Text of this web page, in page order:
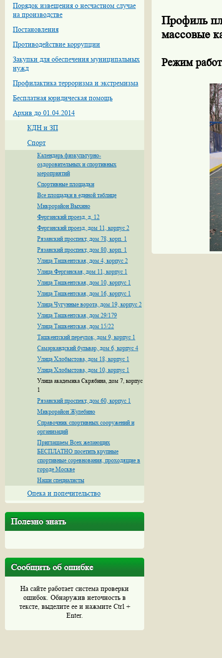
Порядок извещения о несчастном случае
на производстве
Постановления
Противодействие коррупции
Закупки для обеспечения муниципальных
нужд
Профилактика терроризма и экстремизма
Бесплатная юридическая помощь
Архив до 01.04.2014
КДН и ЗП
Спорт
Календарь физкультурно-
оздоровительных и спортивных
мероприятий
Спортивные площадки
Все площадки в единой таблице
Микрорайон Выхино
Ферганский проезд, д. 12
Ферганский проезд, дом 11, корпус 2
Рязанский проспект, дом 78, корп. 1
Рязанский проспект, дом 80, корп. 1
Улица Ташкентская, дом 4, корпус 2
Улица Ферганская, дом 11, корпус 1
Улица Ташкентская, дом 10, корпус 1
Улица Ташкентская, дом 16, корпус 1
Улица Чугунные ворота, дом 19, корпус 2
Улица Ташкентская, дом 29/179
Улица Ташкентская, дом 15/22
Ташкентский переулок, дом 9, корпус 1
Самаркандский бульвар, дом 6, корпус 4
Улица Хлобыстова, дом 18, корпус 1
Улица Хлобыстова, дом 10, корпус 1
Улица академика Скрябина, дом 7, корпус
1
Рязанский проспект, дом 60, корпус 1
Микрорайон Жулебино
Справочник спортивных сооружений и
организаций
Приглашаем Всех желающих
БЕСПЛАТНО посетить крупные
спортивные соревнования, проходящие в
городе Москве
Наши специалисты
Опека и попечительство
Полезно знать
Сообщить об ошибке
На сайте работает система проверки
ошибок. Обнаружив неточность в
тексте, выделите ее и нажмите Ctrl +
Enter.
Профиль
массовые
Режим